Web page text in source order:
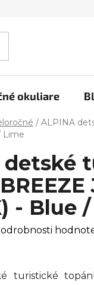
okuliare
/ ALPINA
Lime
detské
- Blue
turistické